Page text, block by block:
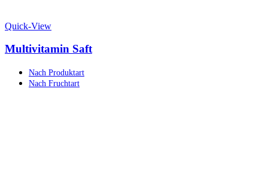
Quick-View
Multivitamin Saft
Nach Produktart
Nach Fruchtart